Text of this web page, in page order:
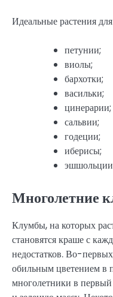
Идеальные растения
петунии;
виолы;
бархотки;
васильки;
цинерарии;
сальвии;
годеции;
иберисы;
Многолетние
Клумбы, на которых
становятся краше с
недостатков. Во-
обильным цветением
многолетники в